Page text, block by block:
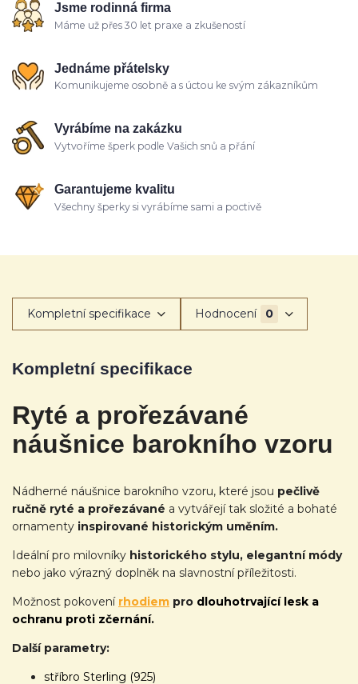
Jsme rodinná firma
Máme už přes 30 let praxe a zkušeností
Jednáme přátelsky
Komunikujeme osobně a s úctou ke svým zákazníkům
Vyrábíme na zakázku
Vytvoříme šperk podle Vašich snů a přání
Garantujeme kvalitu
Všechny šperky si vyrábíme sami a poctivě
Kompletní specifikace Hodnocení 0
Kompletní specifikace
Ryté a prořezávané
náušnice barokního vzoru
Nádherné náušnice barokního vzoru, které jsou pečlivě
ručně ryté a prořezávané a vytvářejí tak složité a bohaté
ornamenty inspirované historickým uměním.
Ideální pro milovníky historického stylu, elegantní módy
nebo jako výrazný doplněk na slavnostní příležitosti.
Možnost pokovení rhodiem pro dlouhotrvající lesk a
ochranu proti zčernání.
Další parametry:
stříbro Sterling (925)